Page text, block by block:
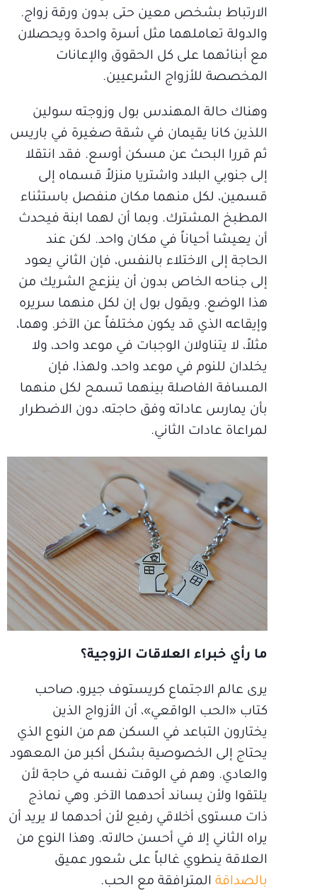
الارتباط بشخص معين حتى بدون ورقة زواج.
والدولة تعاملهما مثل أسرة واحدة ويحصلان
مع أبنائهما على كل الحقوق والإعانات
المخصصة للأزواج الشرعيين.
وهناك حالة المهندس بول وزوجته سولين
اللذين كانا يقيمان في شقة صغيرة في باريس
ثم قررا البحث عن مسكن أوسع. فقد انتقلا
إلى جنوبي البلاد واشتريا منزلاً قسماه إلى
قسمين، لكل منهما مكان منفصل باستثناء
المطبخ المشترك. وبما أن لهما ابنة فيحدث
أن يعيشا أحياناً في مكان واحد. لكن عند
الحاجة إلى الاختلاء بالنفس، فإن الثاني يعود
إلى جناحه الخاص بدون أن ينزعج الشريك من
هذا الوضع. ويقول بول إن لكل منهما سريره
وإيقاعه الذي قد يكون مختلفاً عن الآخر. وهما،
مثلاً، لا يتناولان الوجبات في موعد واحد، ولا
يخلدان للنوم في موعد واحد، ولهذا، فإن
المسافة الفاصلة بينهما تسمح لكل منهما
بأن يمارس عاداته وفق حاجته، دون الاضطرار
لمراعاة عادات الثاني.
ما رأي خبراء العلاقات الزوجية؟
يرى عالم الاجتماع كريستوف جيرو، صاحب
كتاب «الحب الواقعي»، أن الأزواج الذين
يختارون التباعد في السكن هم من النوع الذي
يحتاج إلى الخصوصية بشكل أكبر من المعهود
والعادي. وهم في الوقت نفسه في حاجة لأن
يلتقوا ولأن يساند أحدهما الآخر. وهي نماذج
ذات مستوى أخلاقي رفيع لأن أحدهما لا يريد أن
يراه الثاني إلا في أحسن حالاته. وهذا النوع من
العلاقة ينطوي غالباً على شعور عميق
بالصداقة المترافقة مع الحب.